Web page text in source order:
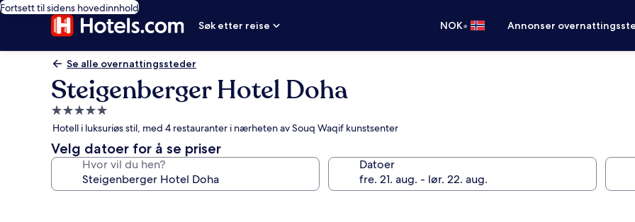
Fortsett til sidens hovedinnhold
Søk etter reise
NOK• Annonser
Se alle overnattingssteder
Steigenberger Hotel Doha
Overnattingssted
med
5.0
stjerner
Hotell i luksuriøs stil, med 4 restauranter i nærheten av Souq Waqif kunstsenter
Velg datoer for å se priser
Hvor vil du hen? Datoer